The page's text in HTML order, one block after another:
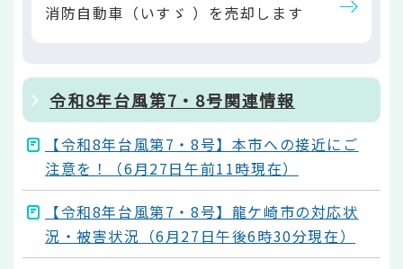
消防自動車（いすゞ ）を売却します
令和8年台風第7・8号関連情報
【令和8年台風第7・8号】本市への接近にご
注意を！（6月27日午前11時現在）
【令和8年台風第7・8号】龍ケ崎市の対応状
況・被害状況（6月27日午後6時30分現在）